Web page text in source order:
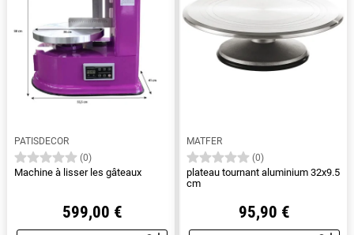
PATISDECOR
(0)
Machine à lisser les gâteaux
599,00 €
MATFER
(0)
plateau tournant aluminium 32x9.5
cm
95,90 €